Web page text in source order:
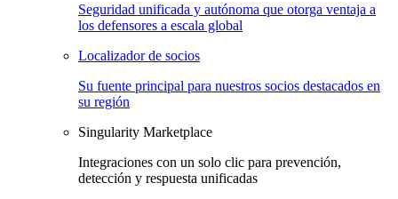
Seguridad unificada y autónoma que otorga ventaja a
los defensores a escala global
Localizador de socios
Su fuente principal para nuestros socios destacados en
su región
Singularity Marketplace
Integraciones con un solo clic para prevención,
detección y respuesta unificadas